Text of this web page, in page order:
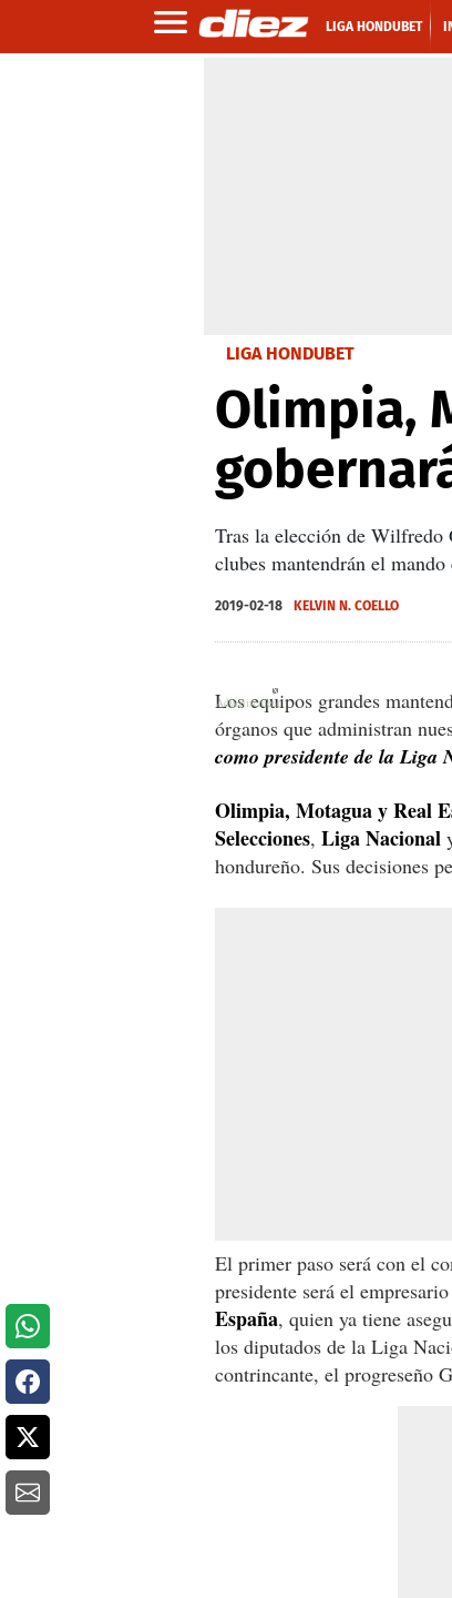
LIGA HONDUBET
LIGA HONDUBET
Olimpia,
Tras la elección de Wilfredo
clubes mantendrán el
2019-02-18 KELVIN N. COELLO
Los equipos grandes
órganos que administran
como presidente de la Liga
Olimpia, Motagua y Real
Selecciones, Liga Nacional
hondureño. Sus decisiones
El primer paso será con el
presidente será el
España, quien ya tiene
los diputados de la Liga
contrincante, el progreseño
X
X